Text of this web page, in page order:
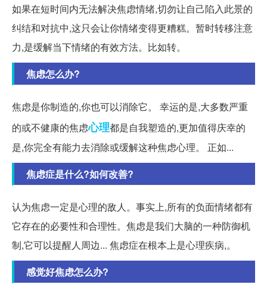
如果在短时间内无法解决焦虑情绪,切勿让自己陷入此景的
纠结和对抗中,这只会让你情绪变得更糟糕。暂时转移注意
力,是缓解当下情绪的有效方法。比如转。
焦虑怎么办?
焦虑是你制造的,你也可以消除它。 幸运的是,大多数严重
的或不健康的焦虑心理都是自我塑造的,更加值得庆幸的
是,你完全有能力去消除或缓解这种焦虑心理。 正如...
焦虑症是什么?如何改善?
认为焦虑一定是心理的敌人。事实上,所有的负面情绪都有
它存在的必要性和合理性。焦虑是我们大脑的一种防御机
制,它可以提醒人周边... 焦虑症在根本上是心理疾病,。
感觉好焦虑怎么办?